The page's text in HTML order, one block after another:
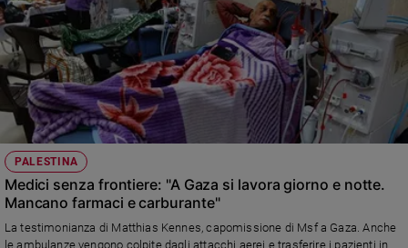
e
Parola
del
giorno
Santo
del
giorno
Società
valori
PALESTINA
Medici senza frontiere: "A Gaza si lavora giorno e notte.
Mancano farmaci e carburante"
La testimonianza di Matthias Kennes, capomissione di Msf a Gaza. Anche
le ambulanze vengono colpite dagli attacchi aerei e trasferire i pazienti in